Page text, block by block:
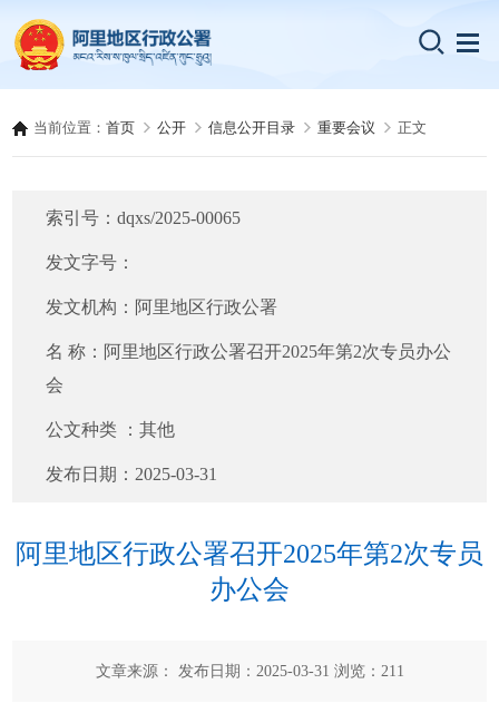
当前位置：首页 公开 信息公开目录 重要会议 正文
索引号：dqxs/2025-00065
发文字号：
发文机构： 阿里地区行政公署
名 称： 阿里地区行政公署召开2025年第2次专员办公
会
公文种类 ：其他
发布日期： 2025-03-31
阿里地区行政公署召开2025年第2次专员
办公会
文章来源： 发布日期：2025-03-31 浏览： 211